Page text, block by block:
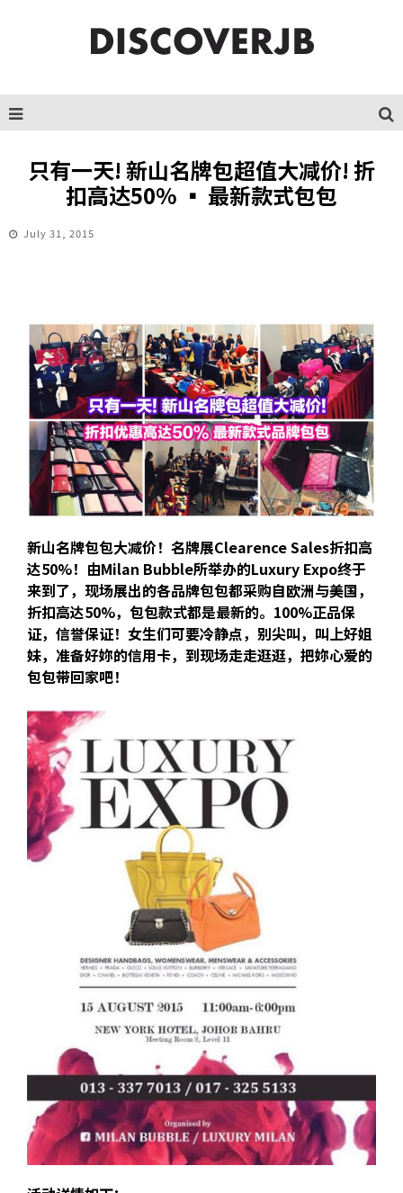
只有一天! 新山名牌包超值大减价! 折
扣高达50% ▪ 最新款式包包
July 31, 2015
新山名牌包包大减价！名牌展Clearence Sales折扣高
达50%！由Milan Bubble所举办的Luxury Expo终于
来到了，现场展出的各品牌包包都采购自欧洲与美国，
折扣高达50%，包包款式都是最新的。100%正品保
证，信誉保证！女生们可要冷静点，别尖叫，叫上好姐
妹，准备好妳的信用卡，到现场走走逛逛，把妳心爱的
包包带回家吧！